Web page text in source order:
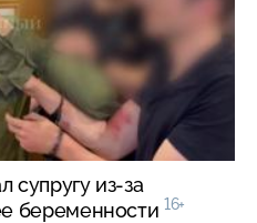
супругу из-за
беременности 16+